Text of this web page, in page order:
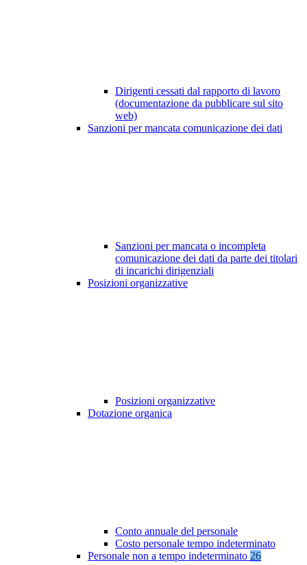
Dirigenti cessati dal rapporto di lavoro
(documentazione da pubblicare sul sito
web)
Sanzioni per mancata comunicazione dei dati
Sanzioni per mancata o incompleta
comunicazione dei dati da parte dei titolari
di incarichi dirigenziali
Posizioni organizzative
Posizioni organizzative
Dotazione organica
Conto annuale del personale
Costo personale tempo indeterminato
Personale non a tempo indeterminato 26